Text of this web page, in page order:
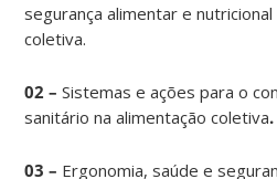
segurança alimentar e
coletiva.
02 –Sistemas e ações para o
sanitário na alimentação coletiva.
03 – Ergonomia, saúde e